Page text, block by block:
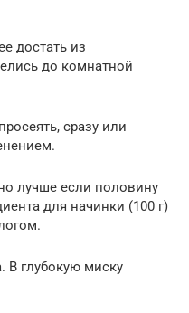
достать из
до комнатной
сразу или
лучше если половину
для начинки (100 г)
В глубокую миску